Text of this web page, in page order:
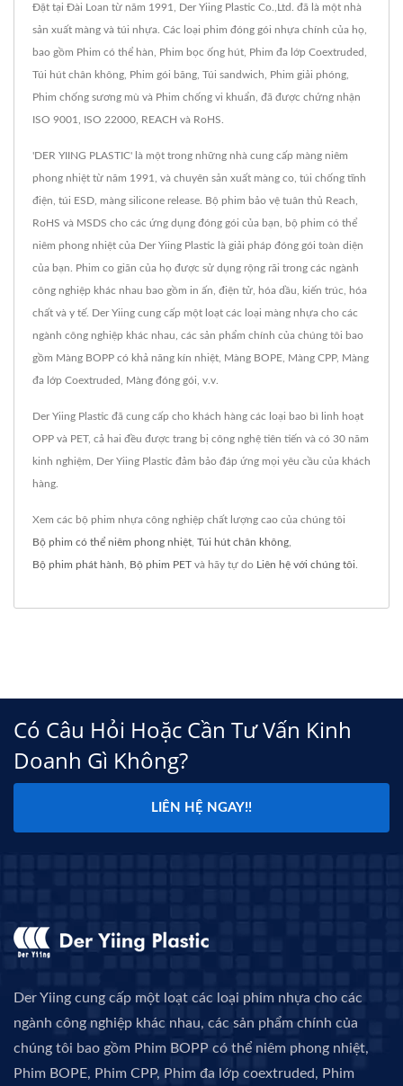
Đặt tại Đài Loan từ năm 1991, Der Yiing Plastic Co.,Ltd. đã là một nhà
sản xuất màng và túi nhựa. Các loại phim đóng gói nhựa chính của họ,
bao gồm Phim có thể hàn, Phim bọc ống hút, Phim đa lớp Coextruded,
Túi hút chân không, Phim gói băng, Túi sandwich, Phim giải phóng,
Phim chống sương mù và Phim chống vi khuẩn, đã được chứng nhận
ISO 9001, ISO 22000, REACH và RoHS.
'DER YIING PLASTIC' là một trong những nhà cung cấp màng niêm
phong nhiệt từ năm 1991, và chuyên sản xuất màng co, túi chống tĩnh
điện, túi ESD, màng silicone release. Bộ phim bảo vệ tuân thủ Reach,
RoHS và MSDS cho các ứng dụng đóng gói của bạn, bộ phim có thể
niêm phong nhiệt của Der Yiing Plastic là giải pháp đóng gói toàn diện
của bạn. Phim co giãn của họ được sử dụng rộng rãi trong các ngành
công nghiệp khác nhau bao gồm in ấn, điện tử, hóa dầu, kiến trúc, hóa
chất và y tế. Der Yiing cung cấp một loạt các loại màng nhựa cho các
ngành công nghiệp khác nhau, các sản phẩm chính của chúng tôi bao
gồm Màng BOPP có khả năng kín nhiệt, Màng BOPE, Màng CPP, Màng
đa lớp Coextruded, Màng đóng gói, v.v.
Der Yiing Plastic đã cung cấp cho khách hàng các loại bao bì linh hoạt
OPP và PET, cả hai đều được trang bị công nghệ tiên tiến và có 30 năm
kinh nghiệm, Der Yiing Plastic đảm bảo đáp ứng mọi yêu cầu của khách
hàng.
Xem các bộ phim nhựa công nghiệp chất lượng cao của chúng tôi
Bộ phim có thể niêm phong nhiệt Túi hút chân không
Bộ phim phát hành Bộ phim PET và hãy tự do Liên hệ với chúng tôi
Có Câu Hỏi Hoặc Cần Tư Vấn Kinh
Doanh Gì Không?
LIÊN HỆ NGAY!!
Der Yiing cung cấp một loạt các loại phim nhựa cho các
ngành công nghiệp khác nhau, các sản phẩm chính của
chúng tôi bao gồm Phim BOPP có thể niêm phong nhiệt,
Phim BOPE, Phim CPP, Phim đa lớp coextruded, Phim